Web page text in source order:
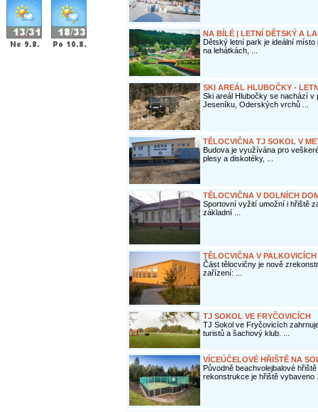
NA BÍLÉ | LETNÍ DĚTSKÝ A
Dětský letní park je ideální
na lehátkách, ...
SKI AREÁL HLUBOČKY -
Ski areál Hlubočky se nachází
Jeseníku, Oderských vrchů ...
TĚLOCVIČNA TJ SOKOL V
Budova je využívána pro
plesy a diskotéky, ...
TĚLOCVIČNA V DOLNÍCH
Sportovní vyžití umožní i hřiště
základní ...
TĚLOCVIČNA V PALKOVICÍCH
Část tělocvičny je nově
zařízení: ...
TJ SOKOL VE FRYČOVICÍCH
TJ Sokol ve Fryčovicích
turistů a šachový klub. ...
VÍCEÚČELOVÉ HŘIŠTĚ NA
Původně beachvolejbalové
rekonstrukce je hřiště vybaveno